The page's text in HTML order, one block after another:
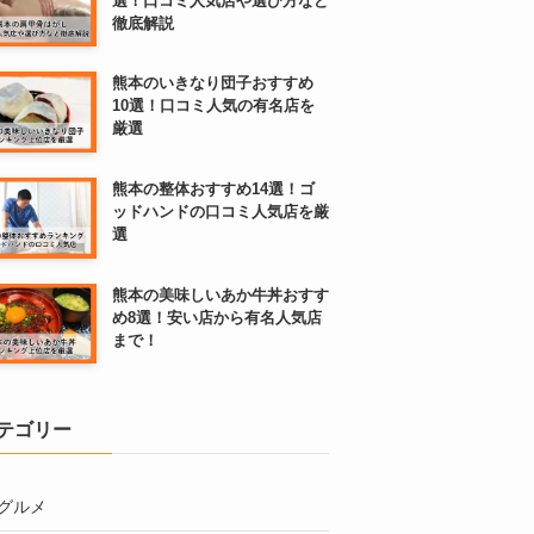
徹底解説
熊本のいきなり団子おすすめ
10選！口コミ人気の有名店を
厳選
熊本の整体おすすめ14選！ゴ
ッドハンドの口コミ人気店を厳
選
熊本の美味しいあか牛丼おすす
め8選！安い店から有名人気店
まで！
ゴリー
ルメ